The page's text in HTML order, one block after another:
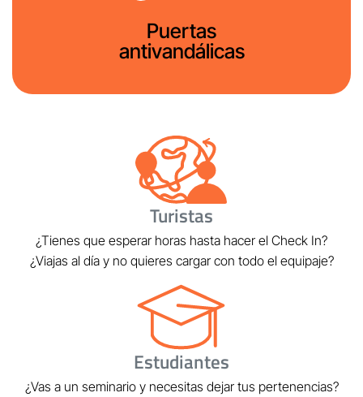
Puertas
antivandálicas
Turistas
¿Tienes que esperar horas hasta hacer el Check In?
¿Viajas al día y no quieres cargar con todo el equipaje?
Estudiantes
¿Vas a un seminario y necesitas dejar tus pertenencias?